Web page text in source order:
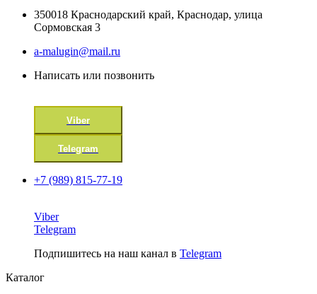
350018 Краснодарский край, Краснодар, улица
Сормовская 3
a-malugin@mail.ru
Написать или позвонить
Viber
Telegram
+7 (989) 815-77-19
Viber
Telegram
Подпишитесь на наш канал в Telegram
Каталог